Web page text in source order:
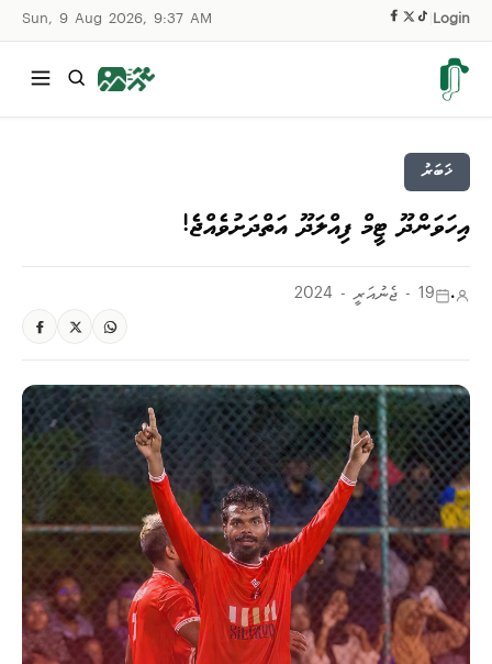
Sun, 9 Aug 2026, 9:37 AM Login
ޚަބަރު
އިހަވަންދޫ ޓީމް ފިއްލަދޫ އަތްދަށުވެއްޖެ!
. 19 - ޖެނުއަރީ - 2024